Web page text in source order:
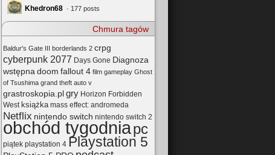
Khedron68 · 177 posts
Chmura tagów
Baldur's Gate III borderlands 2 crpg
cyberpunk 2077 Days Gone Diagnoza
wstępnadoom fallout 4 film gameplay Ghost
of Tsushima grand theft auto v
grastroskopia.pl gry Horizon Forbidden
West książka mass effect: andromeda
Netflix nintendo switch nintendo switch 2
obchód tygodniapc
piątek playstation 4 Playstation 5